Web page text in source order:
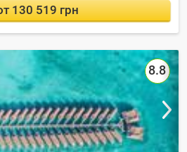
130 519 грн
8.8